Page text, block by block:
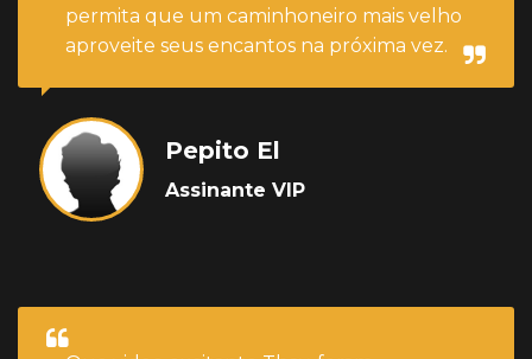
permita que um caminhoneiro mais velho
aproveite seus encantos na próxima vez.
Pepito El
Assinante VIP